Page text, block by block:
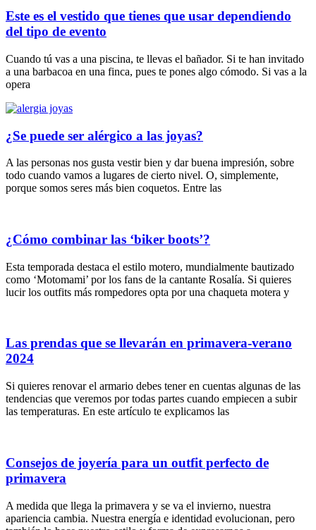
Este es el vestido que tienes que usar dependiendo
del tipo de evento
Cuando tú vas a una piscina, te llevas el bañador. Si te han invitado
a una barbacoa en una finca, pues te pones algo cómodo. Si vas a la
opera
¿Se puede ser alérgico a las joyas?
A las personas nos gusta vestir bien y dar buena impresión, sobre
todo cuando vamos a lugares de cierto nivel. O, simplemente,
porque somos seres más bien coquetos. Entre las
¿Cómo combinar las ‘biker boots’?
Esta temporada destaca el estilo motero, mundialmente bautizado
como ‘Motomami’ por los fans de la cantante Rosalía. Si quieres
lucir los outfits más rompedores opta por una chaqueta motera y
Las prendas que se llevarán en primavera-verano
2024
Si quieres renovar el armario debes tener en cuentas algunas de las
tendencias que veremos por todas partes cuando empiecen a subir
las temperaturas. En este artículo te explicamos las
Consejos de joyería para un outfit perfecto de
primavera
A medida que llega la primavera y se va el invierno, nuestra
apariencia cambia. Nuestra energía e identidad evolucionan, pero